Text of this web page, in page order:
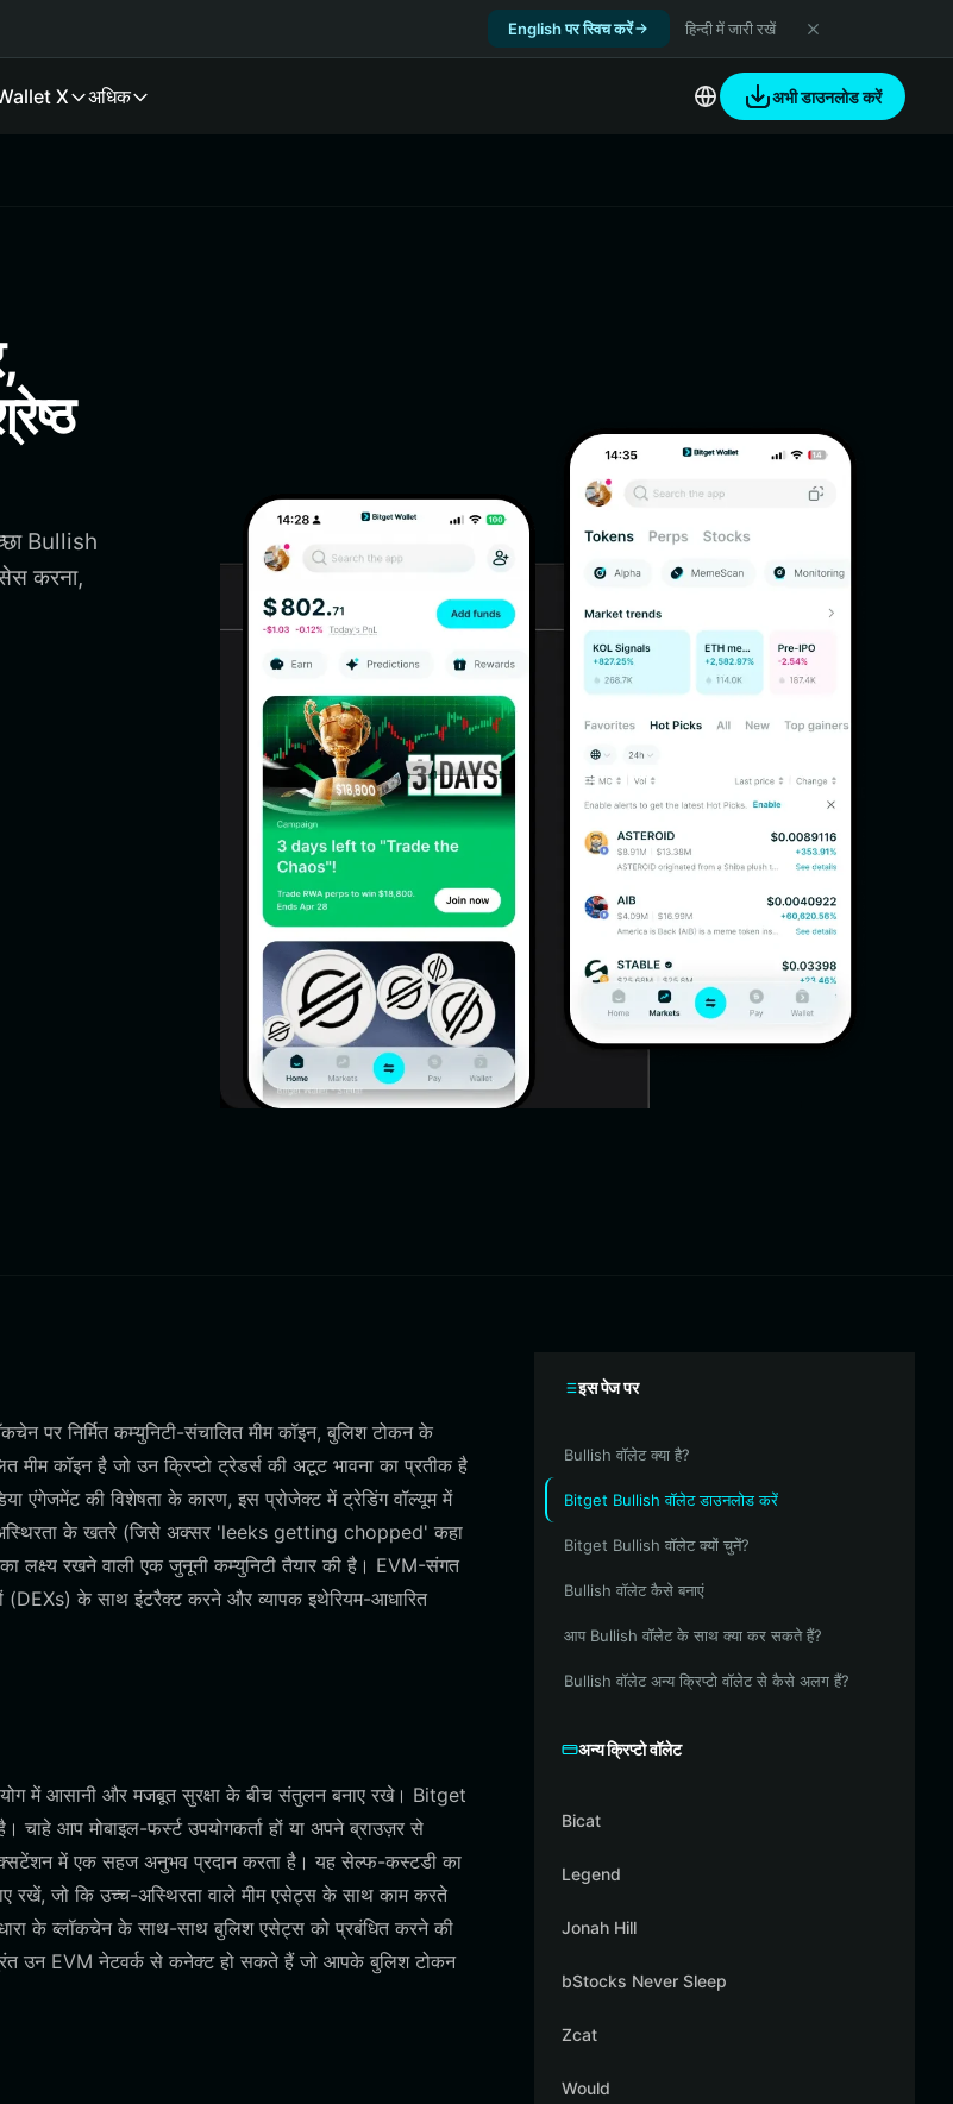
English पर स्विच करें हिन्दी में जारी रखें
X अधिक अभी डाउनलोड करें
Bullish
करना,
पर निर्मित कम्युनिटी-संचालित मीम कॉइन, बुलिश टोकन के
कॉइन है जो उन क्रिप्टो ट्रेडर्स की अटूट भावना का प्रतीक है
एंगेजमेंट की विशेषता के कारण, इस प्रोजेक्ट में ट्रेडिंग वॉल्यूम में
अस्थिरता के खतरे (जिसे अक्सर 'leeks getting chopped' कहा
लक्ष्य रखने वाली एक जुनूनी कम्युनिटी तैयार की है। EVM-संगत
के साथ इंटरैक्ट करने और व्यापक इथेरियम-आधारित
में आसानी और मजबूत सुरक्षा के बीच संतुलन बनाए रखे। Bitget
चाहे आप मोबाइल-फर्स्ट उपयोगकर्ता हों या अपने ब्राउज़र से
में एक सहज अनुभव प्रदान करता है। यह सेल्फ-कस्टडी का
रखें, जो कि उच्च-अस्थिरता वाले मीम एसेट्स के साथ काम करते
के ब्लॉकचेन के साथ-साथ बुलिश एसेट्स को प्रबंधित करने की
उन EVM नेटवर्क से कनेक्ट हो सकते हैं जो आपके बुलिश टोकन
इस पेज पर
Bullish वॉलेट क्या है?
Bitget Bullish वॉलेट डाउनलोड करें
Bitget Bullish वॉलेट क्यों चुनें?
Bullish वॉलेट कैसे बनाएं
आप Bullish वॉलेट के साथ क्या कर सकते हैं?
Bullish वॉलेट अन्य क्रिप्टो वॉलेट से कैसे अलग हैं?
अन्य क्रिप्टो वॉलेट
Bicat
Legend
Jonah Hill
bStocks Never Sleep
Zcat
Would